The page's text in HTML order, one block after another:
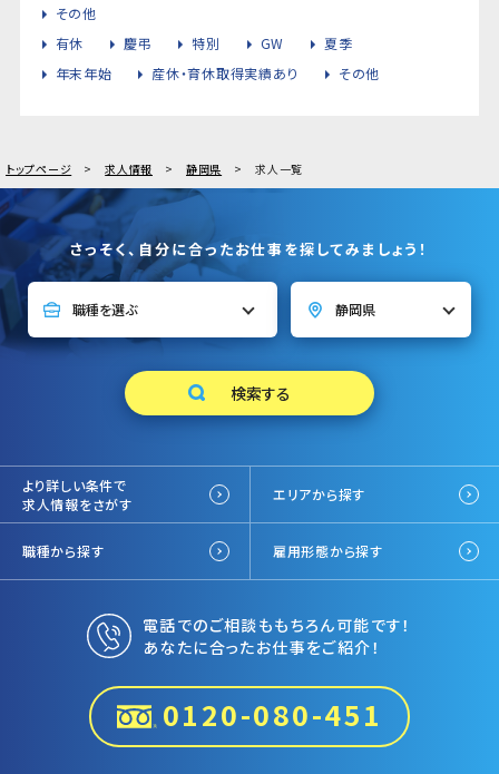
その他
有休
慶弔 特別 GW
夏季
年末年始
産休・育休取得実績あり その他
トップページ 求人情報 静岡県 求人一覧
さっそく、自分に合ったお仕事を探してみましょう！
より詳しい条件で
求人情報をさがす
エリアから探す
職種から探す 雇用形態から探す
電話でのご相談ももちろん可能です！
あなたに合ったお仕事をご紹介！
0120-080-451